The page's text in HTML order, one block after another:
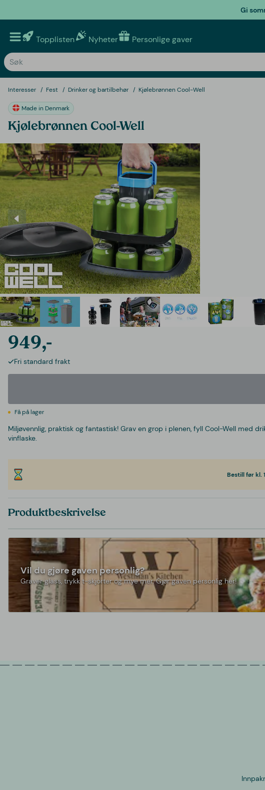
Gi
Topplisten Nyheter Personlige gaver
Interesser Fest Drinker og bartilbehør Kjølebrønnen Cool-Well
Made in Denmark
Kjølebrønnen Cool-Well
949,-
Fri standard frakt
Få på lager
Miljøvennlig, praktisk og fantastisk! Grav en grop i plenen, fyll Cool-Well med
vinflaske.
Bestill før kl.
Produktbeskrivelse
Vil du gjøre gaven personlig?
Graver glass, trykk t-skjorter og mye mer. Gjør gaven personlig her!